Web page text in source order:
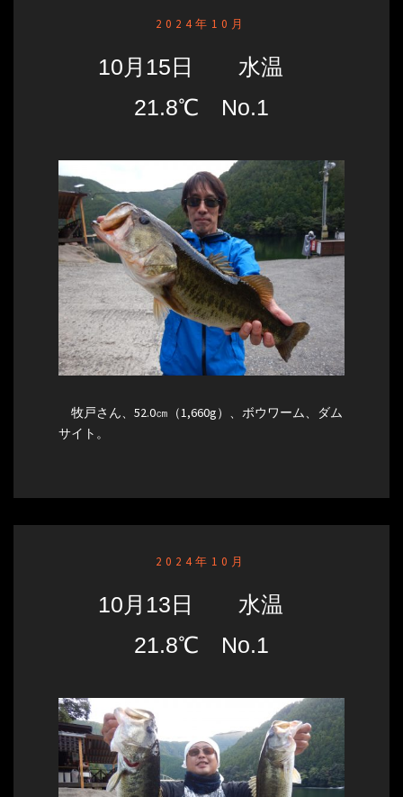
2024年10月
10月15日 水温
21.8℃ No.1
牧戸さん、52.0㎝（1,660g）、ボウワーム、ダム
サイト。
2024年10月
10月13日 水温
21.8℃ No.1